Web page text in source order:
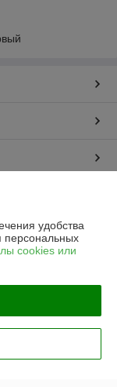
удобства
персональных
cookies или